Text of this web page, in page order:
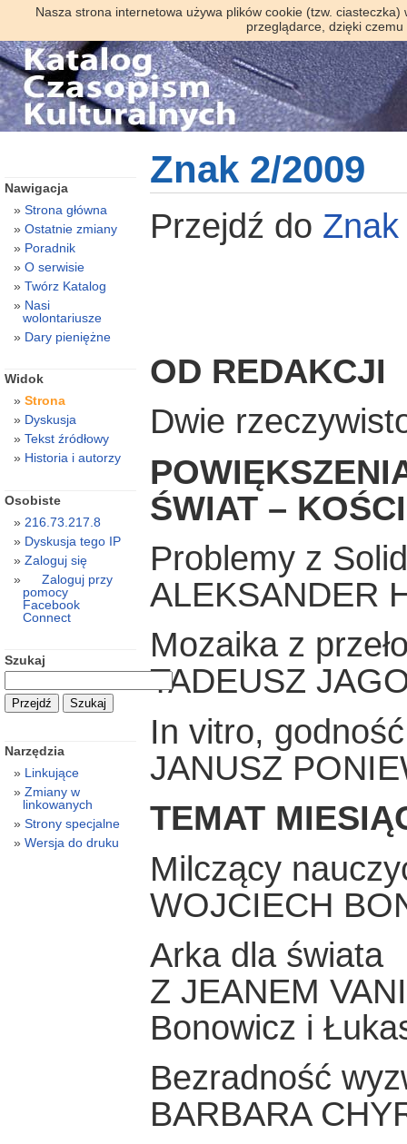
Nasza strona internetowa używa plików cookie (tzw.
przeglądarce, dzięki
Znak 2/2009
Przejdź do Znak
OD REDAKCJI
Dwie
ŚWIAT –
Problemy z
ALEKSANDER
Mozaika z
TADEUSZ
In vitro,
JANUSZ
TEMAT
Milczący
WOJCIECH
Arka dla świata
Z JEANEM
Bonowicz i
Bezradność
BARBARA
Nawigacja
Strona główna
Ostatnie zmiany
Poradnik
O serwisie
Twórz Katalog
Nasi
wolontariusze
Dary pieniężne
Widok
Strona
Dyskusja
Tekst źródłowy
Historia i autorzy
Osobiste
216.73.217.8
Dyskusja tego IP
Zaloguj się
Zaloguj przy
pomocy
Facebook
Connect
Szukaj
Narzędzia
Linkujące
Zmiany w
linkowanych
Strony specjalne
Wersja do druku